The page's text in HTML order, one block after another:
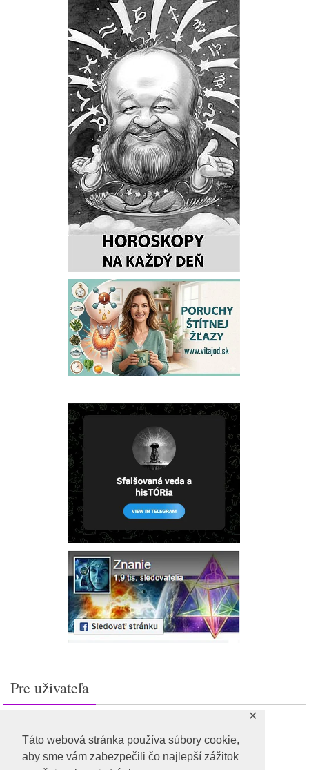
Táto webová stránka používa súbory cookie,
aby sme vám zabezpečili čo najlepší zážitok
✕
Pre uživateľa
Feed záznamov
RSS feed komentárov
WordPress.org